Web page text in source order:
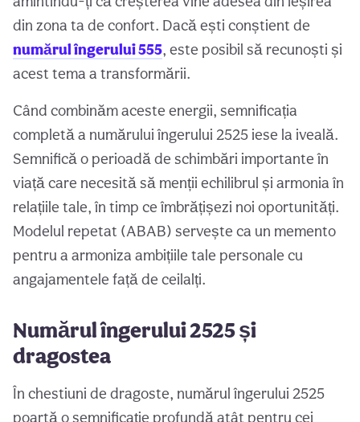
din zona ta de confort. Dacă ești conștient de
numărul îngerului 555, este posibil să recunoști și
acest tema a transformării.
Când combinăm aceste energii, semnificația
completă a numărului îngerului 2525 iese la iveală.
Semnifică o perioadă de schimbări importante în
viață care necesită să menții echilibrul și armonia în
relațiile tale, în timp ce îmbrățișezi noi oportunități.
Modelul repetat (ABAB) servește ca un memento
pentru a armoniza ambițiile tale personale cu
angajamentele față de ceilalți.
Numărul îngerului 2525 și
dragostea
În chestiuni de dragoste, numărul îngerului 2525
poartă o semnificație profundă atât pentru cei